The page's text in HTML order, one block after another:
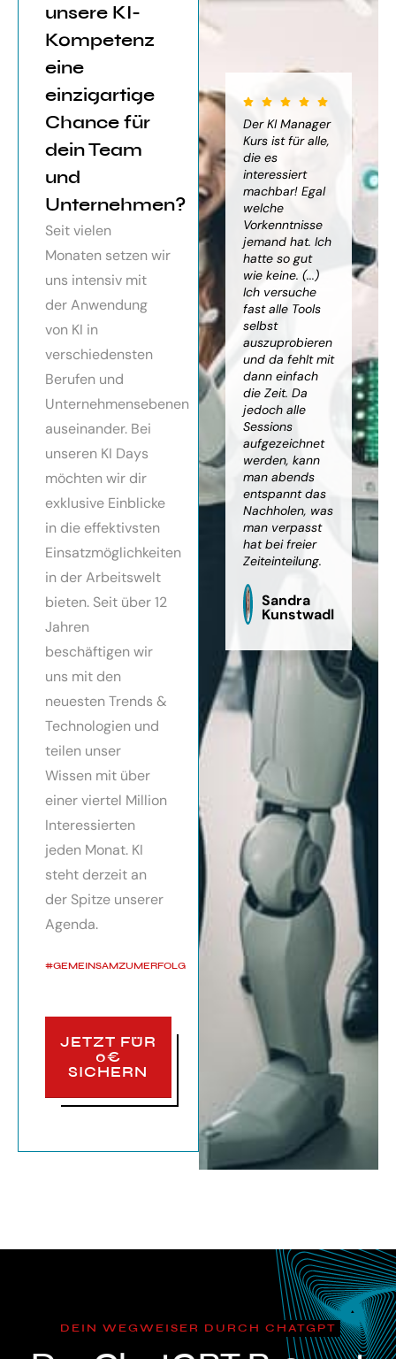
unsere KI-
Kompetenz
eine
einzigartige
Chance für
dein Team
und
Unternehmen?
Seit vielen
Monaten setzen wir
uns intensiv mit
der Anwendung
von KI in
verschiedensten
Berufen und
Unternehmensebenen
auseinander. Bei
unseren KI Days
möchten wir dir
exklusive Einblicke
in die effektivsten
Einsatzmöglichkeiten
in der Arbeitswelt
bieten. Seit über 12
Jahren
beschäftigen wir
uns mit den
neuesten Trends &
Technologien und
teilen unser
Wissen mit über
einer viertel Million
Interessierten
jeden Monat. KI
steht derzeit an
der Spitze unserer
Agenda.
#GEMEINSAMZUMERFOLG
JETZT FÜR
0€
SICHERN
von
sehr
die
von KI
von
Elisabeth
Der KI Manager
mich sehr
toller Überblick
über alles, was
mit kleinem
Ausblick.
Auf alle Fragen
teilweise
wurden für
Probleme noch
Anleitungen
bereitgestellt.
Monika
Vietz
Der KI Manager
Kurs ist für alle,
die es
interessiert
machbar! Egal
welche
Vorkenntnisse
jemand hat. Ich
hatte so gut
wie keine. (...)
Ich versuche
fast alle Tools
selbst
auszuprobieren
und da fehlt mit
dann einfach
die Zeit. Da
jedoch alle
Sessions
aufgezeichnet
werden, kann
man abends
entspannt das
Nachholen, was
man verpasst
hat bei freier
Zeiteinteilung.
Sandra
Kunstwadl
zu
DEIN WEGWEISER DURCH CHATGPT